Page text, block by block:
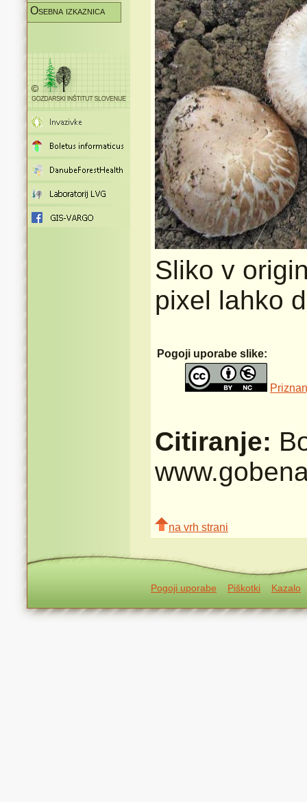
Osebna izkaznica
Sliko v
pixel lahko
Pogoji uporabe slike:
Citiranje:
na vrh strani
Pogoji uporabe Piškotki Kazalo